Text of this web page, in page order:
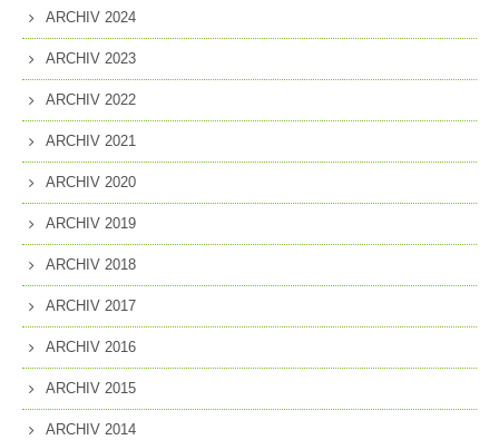
ARCHIV 2024
ARCHIV 2023
ARCHIV 2022
ARCHIV 2021
ARCHIV 2020
ARCHIV 2019
ARCHIV 2018
ARCHIV 2017
ARCHIV 2016
ARCHIV 2015
ARCHIV 2014